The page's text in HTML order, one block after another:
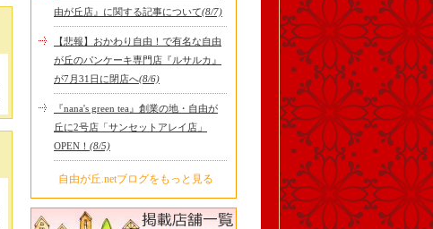
tomoru
土曜日限定ランチセット(12:00〜15:00)は
じまりました！※数量限定その日のおす
cheese & booze ost
【 平日限定ランチメニュー 】 ワンプレー
色々付くようにな..
京都九条ねぎ焼き専門店 ねぎ家 -時代
家 旬-
【ランチ限定】鉄板炙りホルモン丼🔥本
日も大人気！香ばしく炙った新鮮ホルモ
ンに、濃厚な京都味噌だれ..
冷え性改善協会 ICITO
【 よもぎ蒸しやリラクゼーション専門の
由が丘店』に関する記事について(8/7)
【悲報】おかわり自由！で有名な自由
が丘のパンケーキ専門店『ルサルカ』
が7月31日に閉店へ(8/6)
『nana's green tea』創業の地・自由が
丘に2号店「サンセットアレイ店」
OPEN！ (8/5)
自由が丘.netブログをもっと見る